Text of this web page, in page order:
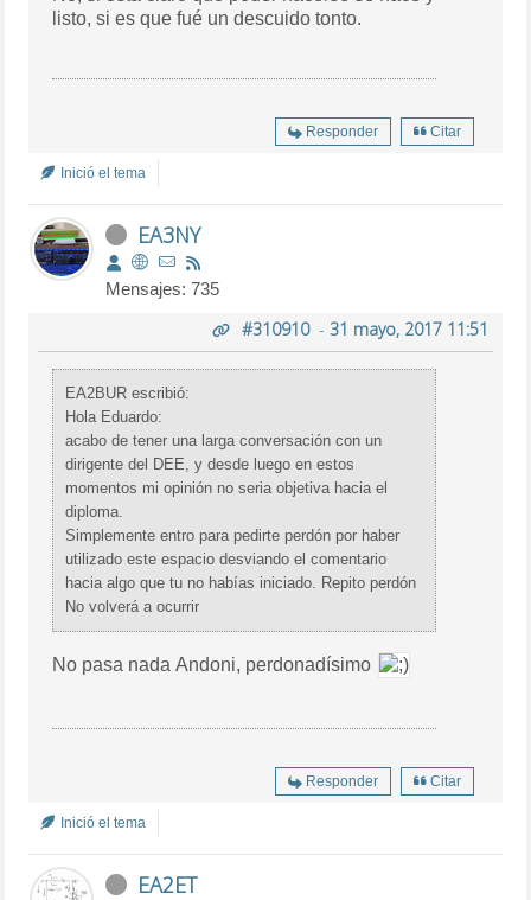
listo, si es que fué un descuido tonto.
Responder Citar
Inició el tema
EA3NY
Mensajes: 735
#310910- 31 mayo, 2017 11:51
EA2BUR escribió:
Hola Eduardo:
acabo de tener una larga conversación con un
dirigente del DEE, y desde luego en estos
momentos mi opinión no seria objetiva hacia el
diploma.
Simplemente entro para pedirte perdón por haber
utilizado este espacio desviando el comentario
hacia algo que tu no habías iniciado. Repito perdón
No volverá a ocurrir
No pasa nada Andoni, perdonadísimo
Responder Citar
Inició el tema
EA2ET